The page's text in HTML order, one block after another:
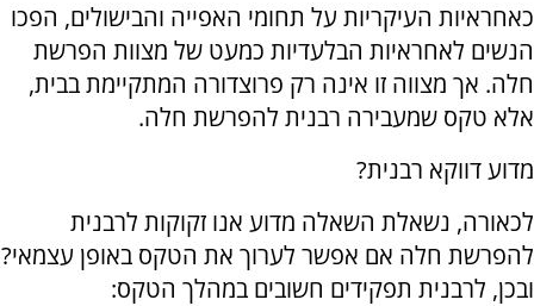
כאחראיות העיקריות על תחומי האפייה והבישולים, הפכו
הנשים לאחראיות הבלעדיות כמעט של מצוות הפרשת
חלה. אך מצווה זו אינה רק פרוצדורה המתקיימת בבית,
אלא טקס שמעבירה רבנית להפרשת חלה.
מדוע דווקא רבנית?
לכאורה, נשאלת השאלה מדוע אנו זקוקות לרבנית
להפרשת חלה אם אפשר לערוך את הטקס באופן עצמאי?
ובכן, לרבנית תפקידים חשובים במהלך הטקס: